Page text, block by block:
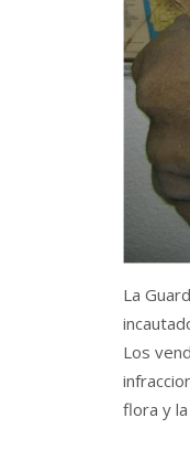
La
Los
flora y la